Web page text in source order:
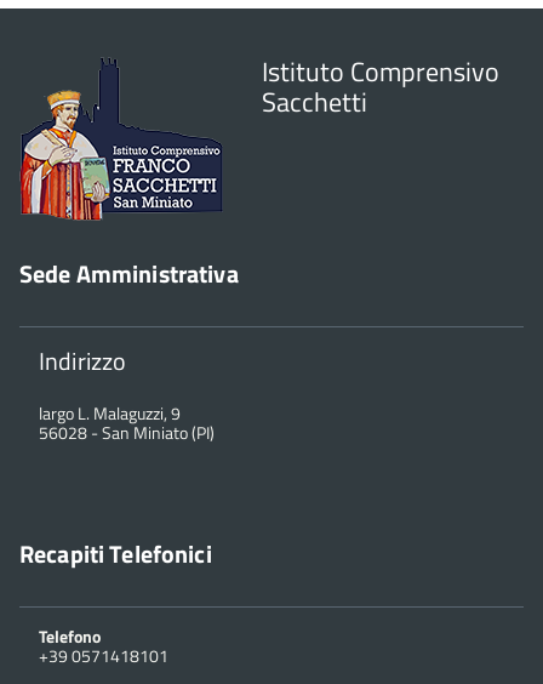
Istituto Comprensivo
Sacchetti
Sede Amministrativa
Indirizzo
largo L. Malaguzzi, 9
56028-San Miniato (PI)
Recapiti Telefonici
Telefono
+39 0571418101